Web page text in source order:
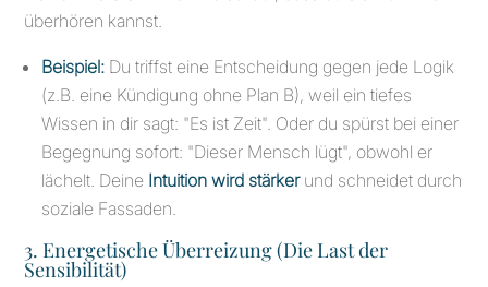
überhören kannst.
Beispiel: Du triffst eine Entscheidung gegen jede Logik
(z.B. eine Kündigung ohne Plan B), weil ein tiefes
Wissen in dir sagt: "Es ist Zeit". Oder du spürst bei einer
Begegnung sofort: "Dieser Mensch lügt", obwohl er
lächelt. Deine Intuition wird stärkerund schneidet durch
soziale Fassaden.
3. Energetische Überreizung (Die Last der
Sensibilität)